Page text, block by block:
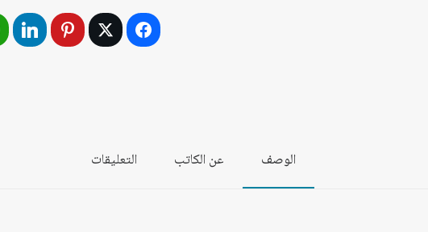
الجابري:
مسارات
الوصف عن الكاتب التعليقات